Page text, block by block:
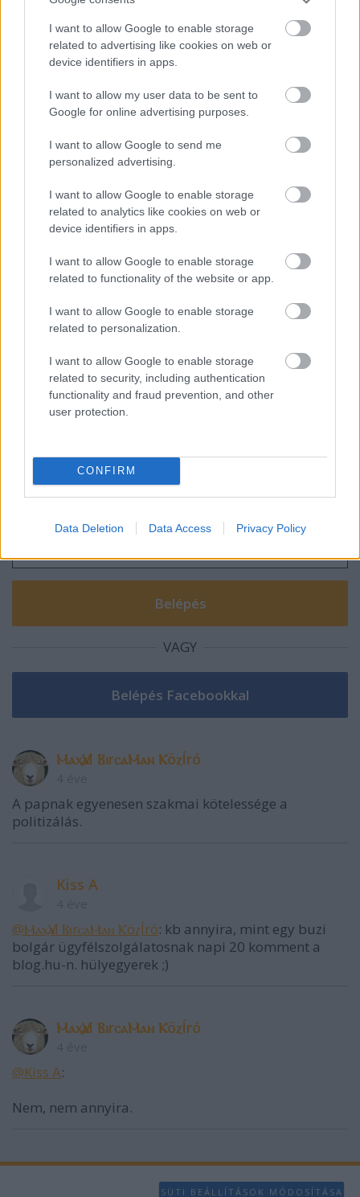
I want to allow Google to enable storage
related to advertising like cookies on web or
device identifiers in apps.
I want to allow my user data to be sent to
Google for online advertising purposes.
I want to allow Google to send me
personalized advertising.
I want to allow Google to enable storage
related to analytics like cookies on web or
device identifiers in apps.
I want to allow Google to enable storage
related to functionality of the website or app.
I want to allow Google to enable storage
related to personalization.
I want to allow Google to enable storage
related to security, including authentication
functionality and fraud prevention, and other
user protection.
CONFIRM
Data Deletion Data Access Privacy Policy
#30 Ébredések
#26 Hol vannak még nyitott kapuk?
#25 A lángolástól a hamuig
#15 Karácsony a lövészárkok között - Mit
tudunk tenni a közbeszéd végleges
#9 Extra
Szólj hozzá!
A hozzászóláshoz be kell lépned!
VAGY
ⲘⲁⲭѴⲁl ⲂⲓrⲥⲁⲘⲁⲛ ⲔöⲍÍró
A papnak egyenesen szakmai kötelessége a
politizálás.
Kiss A
@ⲘⲁⲭѴⲁl ⲂⲓrⲥⲁⲘⲁⲛ ⲔöⲍÍró: kb annyira, mint egy buzi
bolgár ügyfélszolgálatosnak napi 20 komment a
blog.hu-n. hülyegyerek ;)
ⲘⲁⲭѴⲁl ⲂⲓrⲥⲁⲘⲁⲛ ⲔöⲍÍró
@Kiss A:
Nem, nem annyira.
SÜTI BEÁLLÍTÁSOK MÓDOSÍTÁSA